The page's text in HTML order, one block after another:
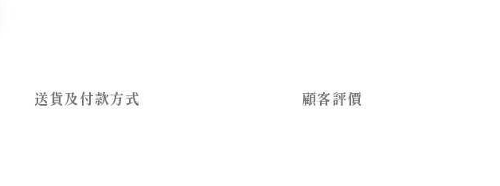
送貨及付款方式 顧客評價